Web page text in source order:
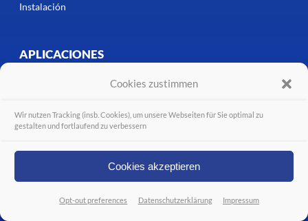
Cookies zustimmen
Wir nutzen Tracking (insb. Cookies), um unsere Webseiten für Sie optimal zu
gestalten und fortlaufend zu verbessern
Cookies akzeptieren
Opt-out preferences Datenschutzerklärung Impressum
Instalación
APLICACIONES
SERVICE
EVENTS
DOWNLOAD